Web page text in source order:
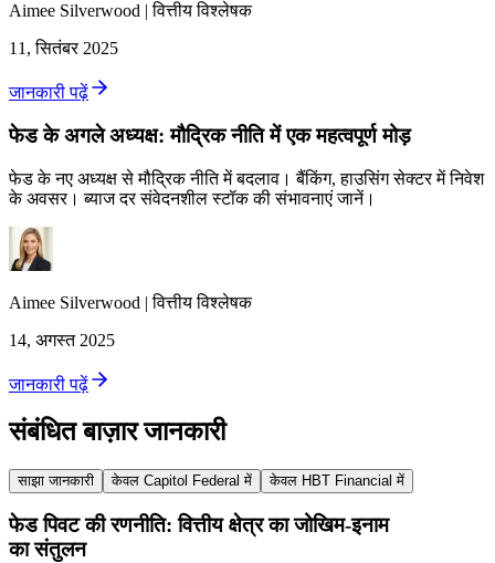
Aimee Silverwood |वित्तीय विश्लेषक
11, सितंबर 2025
जानकारी पढ़ें
फेड के अगले अध्यक्ष: मौद्रिक नीति में एक महत्वपूर्ण मोड़
फेड के नए अध्यक्ष से मौद्रिक नीति में बदलाव। बैंकिंग, हाउसिंग सेक्टर में निवेश
के अवसर। ब्याज दर संवेदनशील स्टॉक की संभावनाएं जानें।
Aimee Silverwood |वित्तीय विश्लेषक
14, अगस्त 2025
जानकारी पढ़ें
संबंधित बाज़ार जानकारी
साझा जानकारी केवल Capitol Federal में केवल HBT Financial में
फेड पिवट की रणनीति: वित्तीय क्षेत्र का जोखिम-इनाम
का संतुलन